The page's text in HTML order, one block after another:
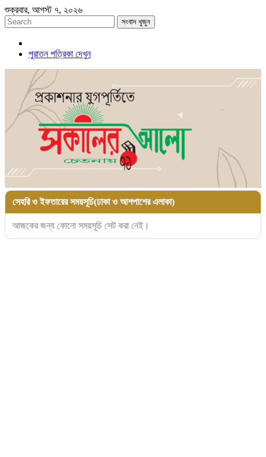
শুক্রবার, আগস্ট ৭, ২০২৬
সংবাদ খুজুন
পুরাতন পত্রিকা দেখুন
সেহরি ও ইফতারের সময়সূচি(ঢাকা ও আশপাশের এলাকা)
আজকের জন্য কোনো সময়সূচি সেট করা নেই।